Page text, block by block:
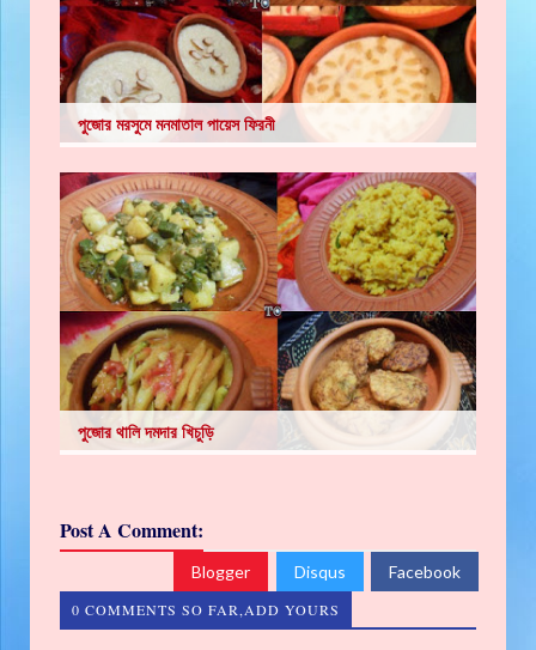
পুজোর মরসুমে মনমাতাল পায়েস ফিরনী
পুজোর থালি দমদার খিচুড়ি
Post A Comment:
Blogger Disqus Facebook
0 COMMENTS SO FAR,ADD YOURS